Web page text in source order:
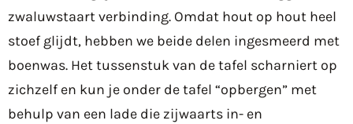
zwaluwstaart verbinding. Omdat hout op hout heel
stoef glijdt, hebben we beide delen ingesmeerd met
boenwas. Het tussenstuk van de tafel scharniert op
zichzelf en kun je onder de tafel “opbergen” met
behulp van een lade die zijwaarts in- en